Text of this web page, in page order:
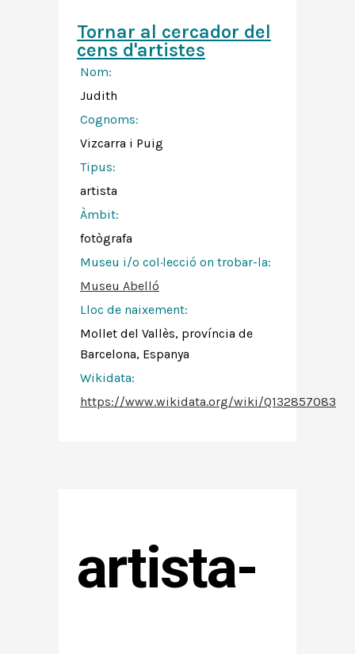
Tornar al cercador del
cens d'artistes
Nom:
Judith
Cognoms:
Vizcarra i Puig
Tipus:
artista
Àmbit:
fotògrafa
Museu i/o col·lecció on trobar-la:
Museu Abelló
Lloc de naixement:
Mollet del Vallès, província de
Barcelona, Espanya
Wikidata:
https://www.wikidata.org/wiki/Q132857083
artista-